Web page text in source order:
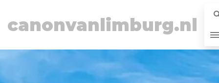
canonvanlimburg.nl